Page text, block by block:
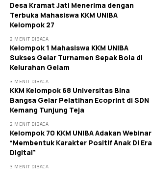
Desa Kramat Jati Menerima dengan
Terbuka Mahasiswa KKM UNIBA
Kelompok 27
2 MENIT DIBACA
Kelompok 1 Mahasiswa KKM UNIBA
Sukses Gelar Turnamen Sepak Bola di
Kelurahan Gelam
3 MENIT DIBACA
KKM Kelompok 68 Universitas Bina
Bangsa Gelar Pelatihan Ecoprint di SDN
Kemang Tunjung Teja
2 MENIT DIBACA
Kelompok 70 KKM UNIBA Adakan Webinar
“Membentuk Karakter Positif Anak Di Era
Digital”
3 MENIT DIBACA